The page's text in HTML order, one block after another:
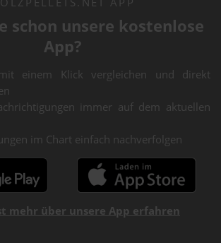
schon unsere kostenlose
App?
einem Klick vergleichen und direkt
immer auf dem aktuellen
im Chart einfach nachverfolgen
mehr über unsere App erfahren